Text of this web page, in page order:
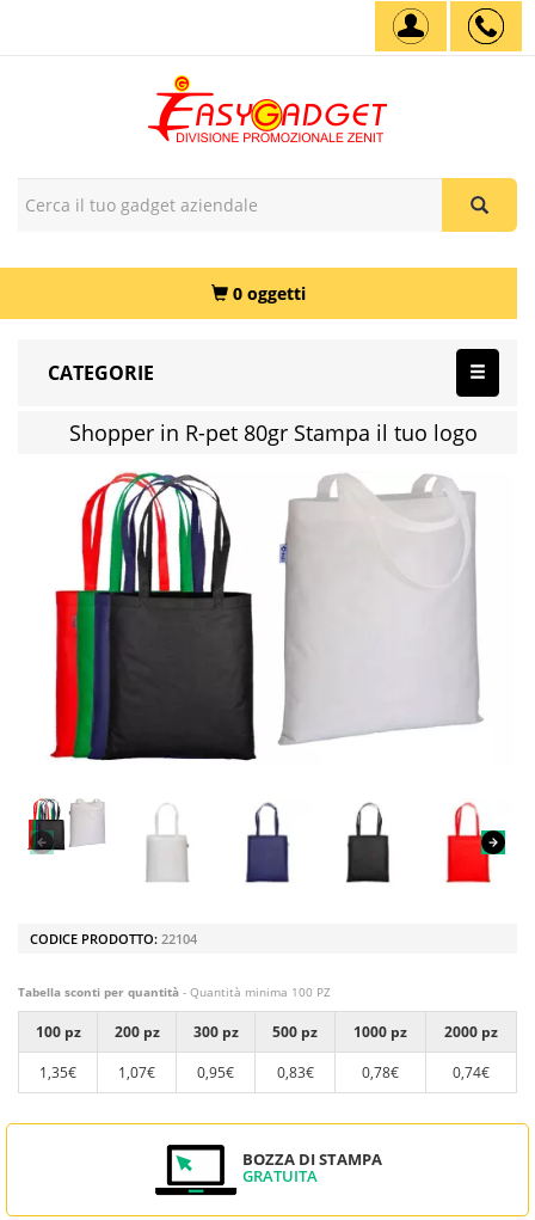
0 oggetti
CATEGORIE
Shopper in R-pet 80gr Stampa il tuo logo
CODICE PRODOTTO: 22104
Tabella sconti per quantità - Quantità minima 100 PZ
100 pz 200 pz 300 pz 500 pz 1000 pz
2000 pz
1,35€
1,07€ 0,95€ 0,83€ 0,78€ 0,74€
BOZZA DI STAMPA
GRATUITA